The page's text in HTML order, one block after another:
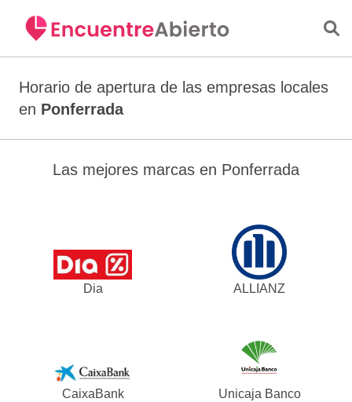
Horario de apertura de las empresas locales
en Ponferrada
Las mejores marcas en Ponferrada
Dia ALLIANZ
CaixaBank Unicaja Banco